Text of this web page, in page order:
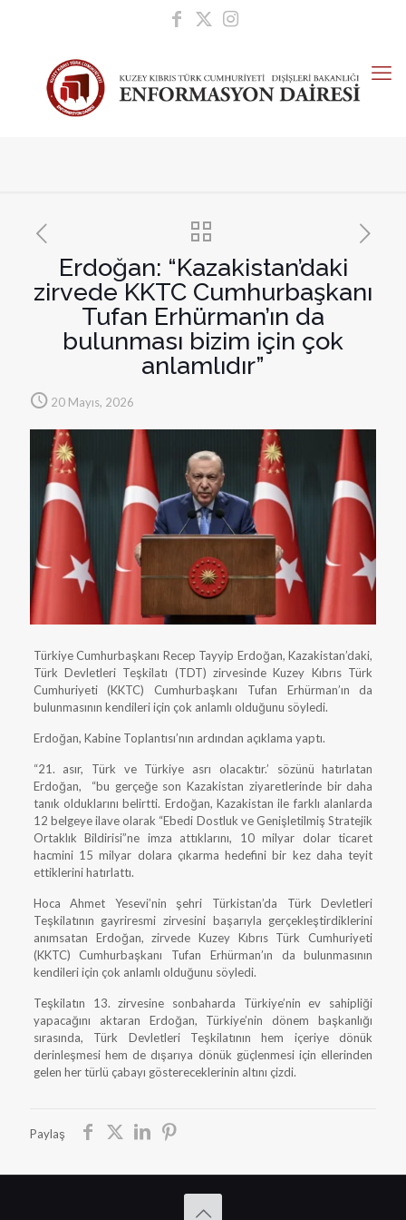
Erdoğan: “Kazakistan’daki
zirvede KKTC Cumhurbaşkanı
Tufan Erhürman’ın da
bulunması bizim için çok
anlamlıdır”
20 Mayıs, 2026
Türkiye Cumhurbaşkanı Recep Tayyip Erdoğan, Kazakistan’daki,
Türk Devletleri Teşkilatı (TDT) zirvesinde Kuzey Kıbrıs Türk
Cumhuriyeti (KKTC) Cumhurbaşkanı Tufan Erhürman’ın da
bulunmasının kendileri için çok anlamlı olduğunu söyledi.
Erdoğan, Kabine Toplantısı’nın ardından açıklama yaptı.
“21. asır, Türk ve Türkiye asrı olacaktır.’ sözünü hatırlatan
Erdoğan, “bu gerçeğe son Kazakistan ziyaretlerinde bir daha
tanık olduklarını belirtti. Erdoğan, Kazakistan ile farklı alanlarda
12 belgeye ilave olarak “Ebedi Dostluk ve Genişletilmiş Stratejik
Ortaklık Bildirisi”ne imza attıklarını, 10 milyar dolar ticaret
hacmini 15 milyar dolara çıkarma hedefini bir kez daha teyit
ettiklerini hatırlattı.
Hoca Ahmet Yesevi’nin şehri Türkistan’da Türk Devletleri
Teşkilatının gayriresmi zirvesini başarıyla gerçekleştirdiklerini
anımsatan Erdoğan, zirvede Kuzey Kıbrıs Türk Cumhuriyeti
(KKTC) Cumhurbaşkanı Tufan Erhürman’ın da bulunmasının
kendileri için çok anlamlı olduğunu söyledi.
Teşkilatın 13. zirvesine sonbaharda Türkiye’nin ev sahipliği
yapacağını aktaran Erdoğan, Türkiye’nin dönem başkanlığı
sırasında, Türk Devletleri Teşkilatının hem içeriye dönük
derinleşmesi hem de dışarıya dönük güçlenmesi için ellerinden
gelen her türlü çabayı göstereceklerinin altını çizdi.
Paylaş